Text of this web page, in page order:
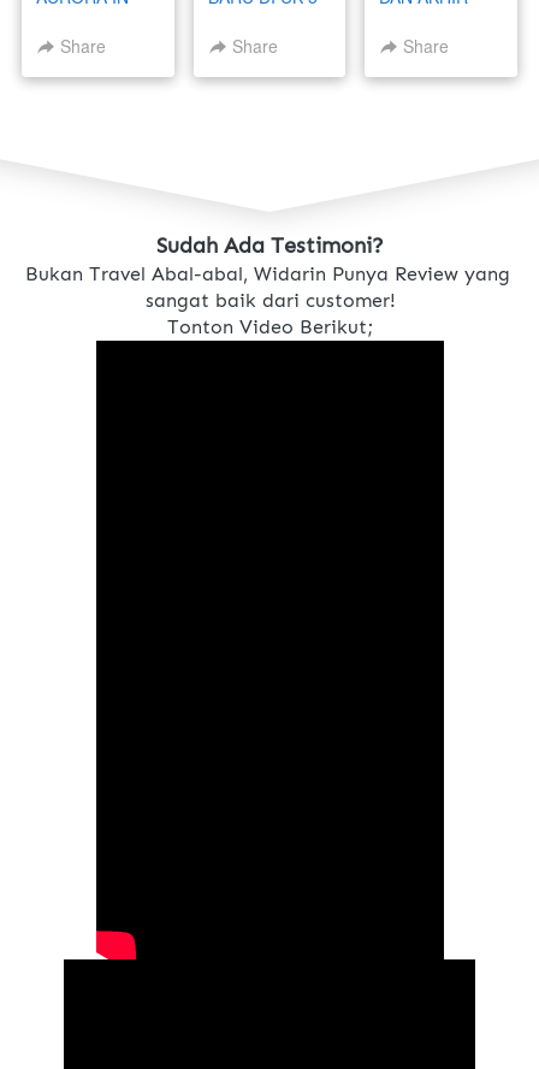
NOVEMBER
Share
(ENGLAND -
WALES -
Share
KOREA 23 - 28
2026
Share
Sudah Ada Testimoni?
Bukan Travel Abal-abal, Widarin Punya Review yang
sangat baik dari customer!
Tonton Video Berikut;